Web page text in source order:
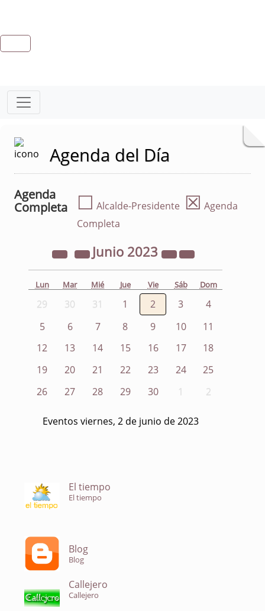
Agenda del Día
Agenda
Completa
☐ Alcalde-Presidente ☒ Agenda
Completa
Junio 2023
Lun Mar Mié Jue Vie Sáb Dom
29 30 31 1 2 3
4
5
6 7 8 9 10
11
12
13 14 15 16 17
18
19
20 21 22 23 24
25
26
27 28 29 30 1 2
Eventos viernes, 2 de junio de 2023
El tiempo
El tiempo
Blog
Blog
Callejero
Callejero